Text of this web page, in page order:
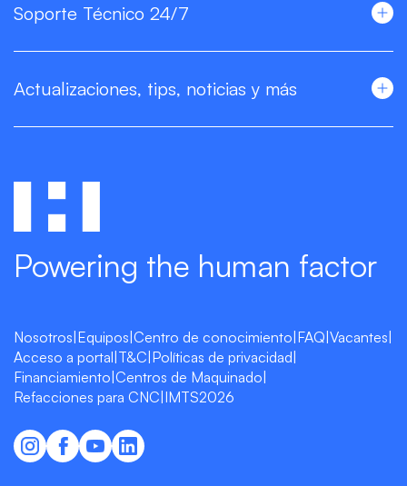
Soporte Técnico 24/7
Actualizaciones, tips, noticias y más
Powering the human factor
Nosotros|Equipos|Centro de conocimiento|FAQ|Vacantes|
Acceso a portal|T&C|Políticas de privacidad|
Financiamiento|Centros de Maquinado|
Refacciones para CNC|IMTS2026